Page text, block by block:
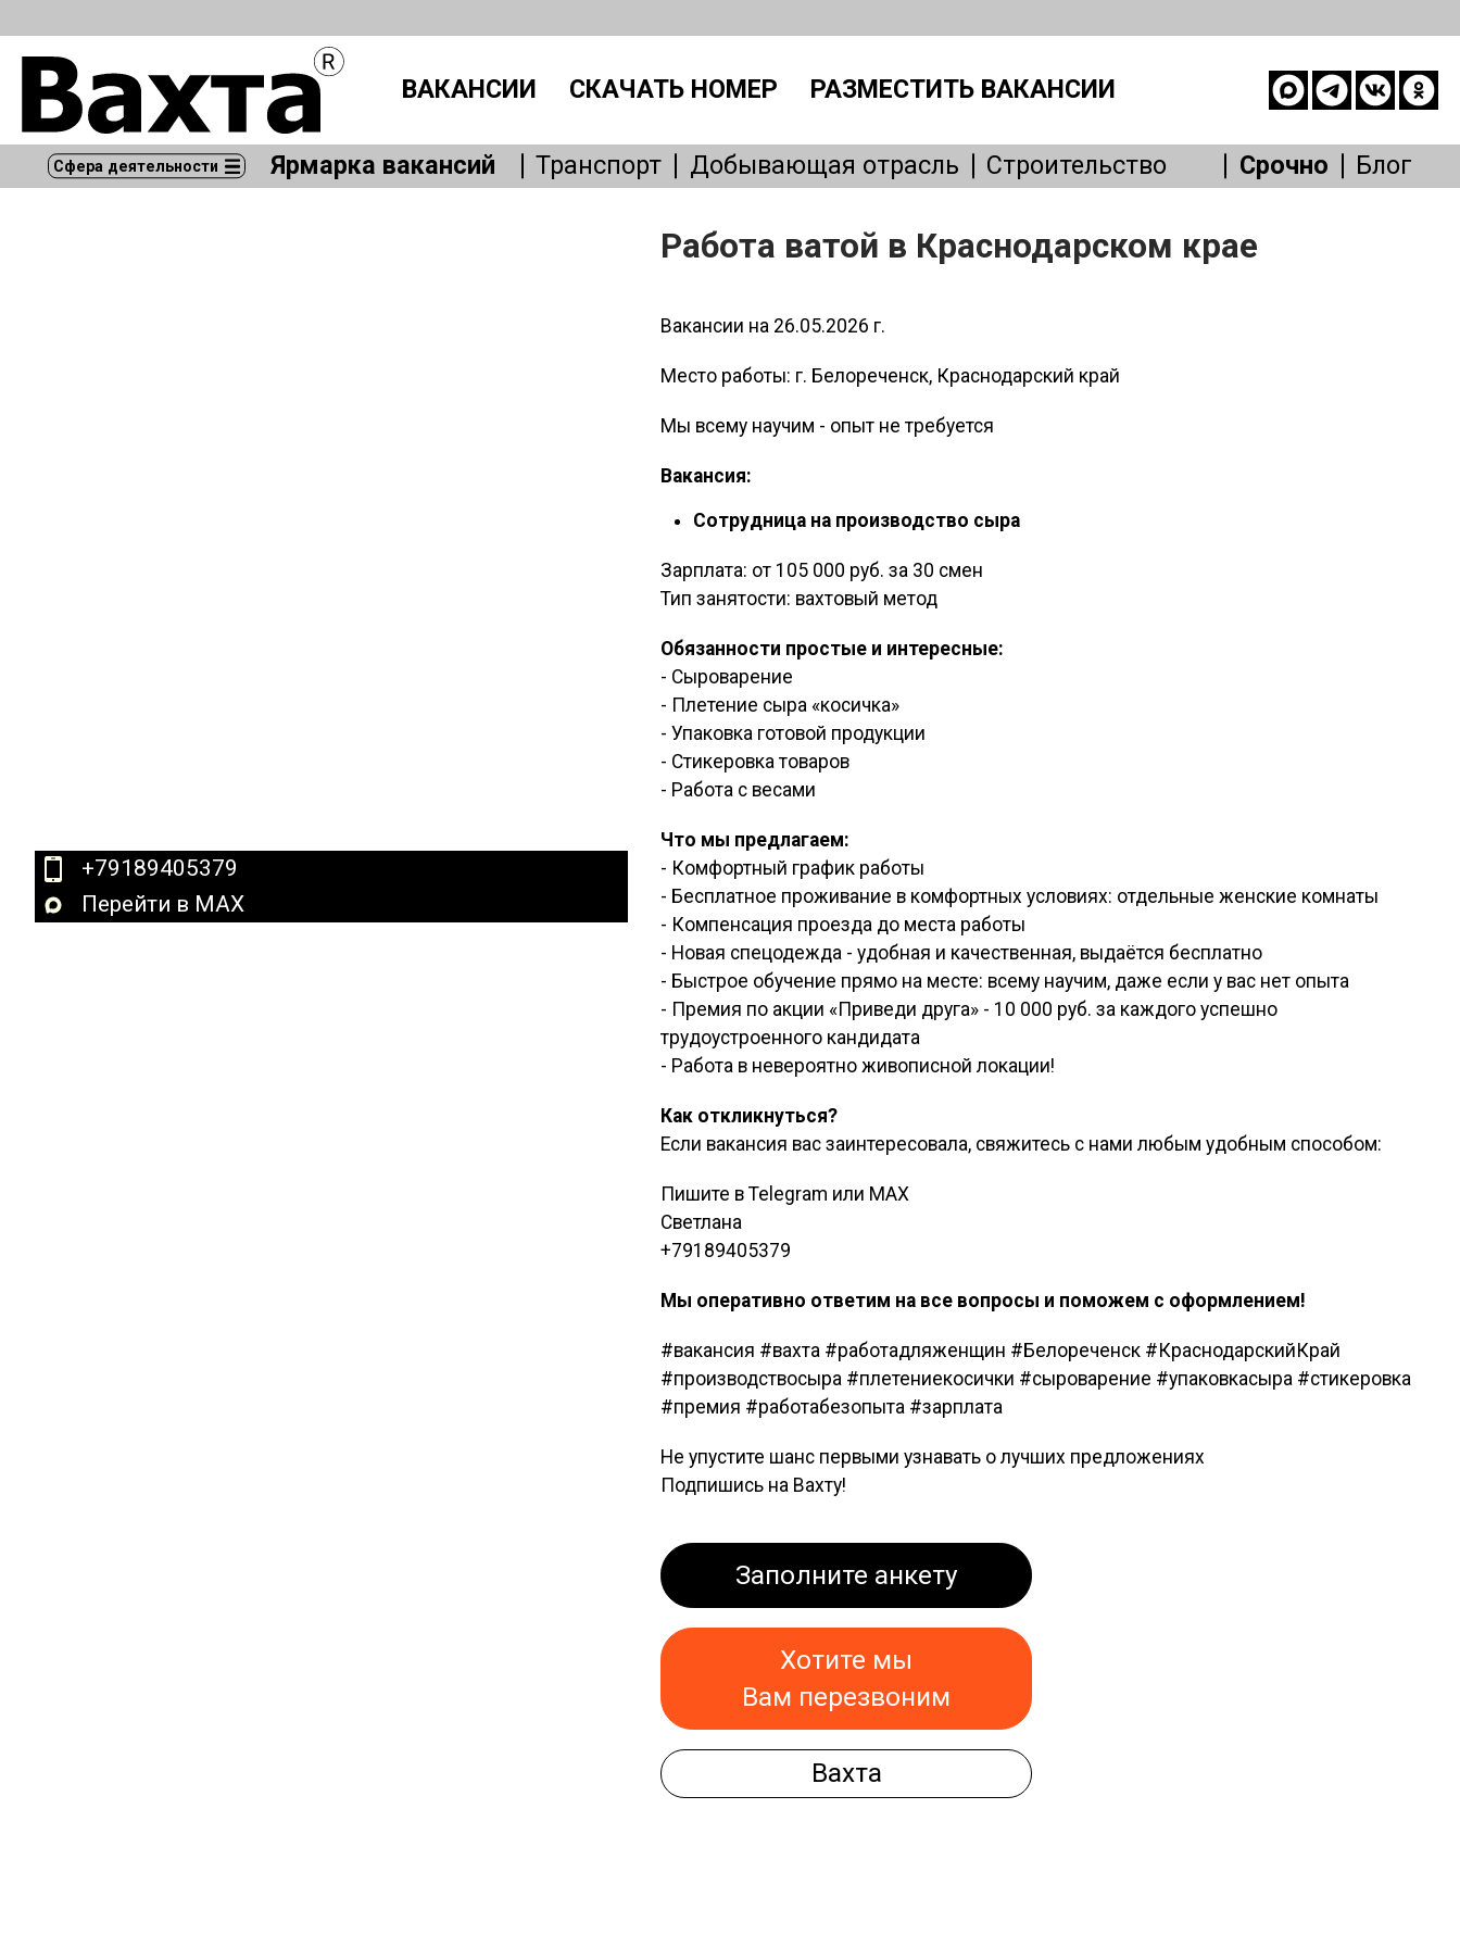
ВАКАНСИИ СКАЧАТЬ НОМЕР РАЗМЕСТИТЬ ВАКАНСИИ
Сфера деятельности Ярмарка вакансий Транспорт Добывающая отрасль
Строительство
Производство
IT, интернет
Административный персонал
Безопасность
Медицина
Образование
Срочно Блог
+79189405379
Перейти в MAX
Работа ватой в Краснодарском крае
Вакансии на 26.05.2026 г.
Место работы: г. Белореченск, Краснодарский край
Мы всему научим - опыт не требуется
Вакансия:
Сотрудница на производство сыра
Зарплата: от 105 000 руб. за 30 смен
Тип занятости: вахтовый метод
Обязанности простые и интересные:
- Сыроварение
- Плетение сыра «косичка»
- Упаковка готовой продукции
- Стикеровка товаров
- Работа с весами
Что мы предлагаем:
- Комфортный график работы
- Бесплатное проживание в комфортных условиях: отдельные женские комнаты
- Компенсация проезда до места работы
- Новая спецодежда - удобная и качественная, выдаётся бесплатно
- Быстрое обучение прямо на месте: всему научим, даже если у вас нет опыта
- Премия по акции «Приведи друга» - 10 000 руб. за каждого успешно
трудоустроенного кандидата
- Работа в невероятно живописной локации!
Как откликнуться?
Если вакансия вас заинтересовала, свяжитесь с нами любым удобным способом:
Пишите в Telegram или MAX
Светлана
+79189405379
Мы оперативно ответим на все вопросы и поможем с оформлением!
#вакансия #вахта #работадляженщин #Белореченск #КраснодарскийКрай
#производствосыра #плетениекосички #сыроварение #упаковкасыра #стикеровка
#премия #работабезопыта #зарплата
Не упустите шанс первыми узнавать о лучших предложениях
Подпишись на Вахту!
Заполните анкету
Хотите мы
Вам перезвоним
Вахта